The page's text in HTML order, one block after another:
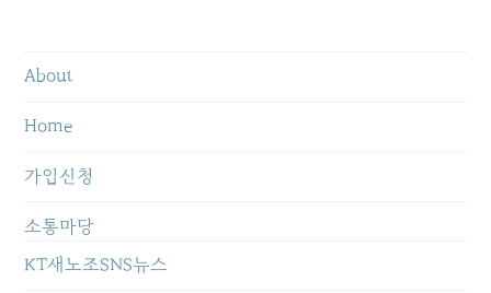
About
Home
가입신청
소통마당
KT새노조SNS뉴스